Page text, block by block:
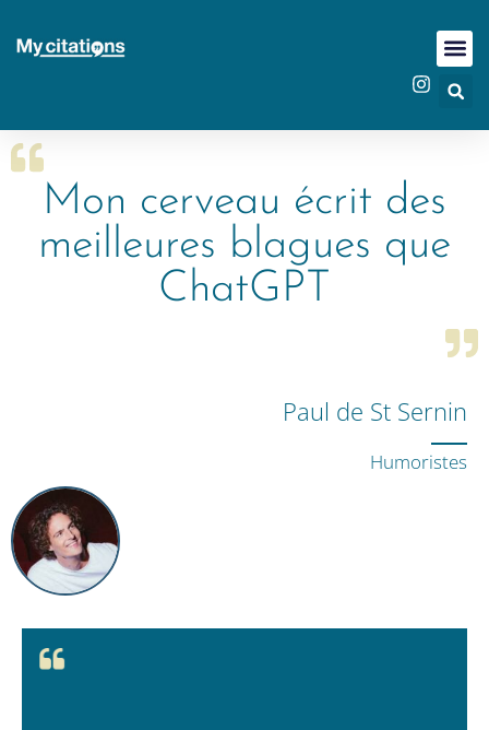
Mon cerveau écrit des
meilleures blagues que
ChatGPT
Paul de St Sernin
Humoristes